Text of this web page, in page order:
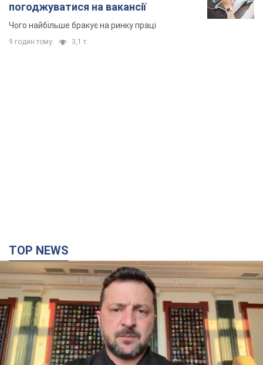
погоджуватися на вакансії
Чого найбільше бракує на ринку праці
9 годин тому 3,1 т.
TOP NEWS